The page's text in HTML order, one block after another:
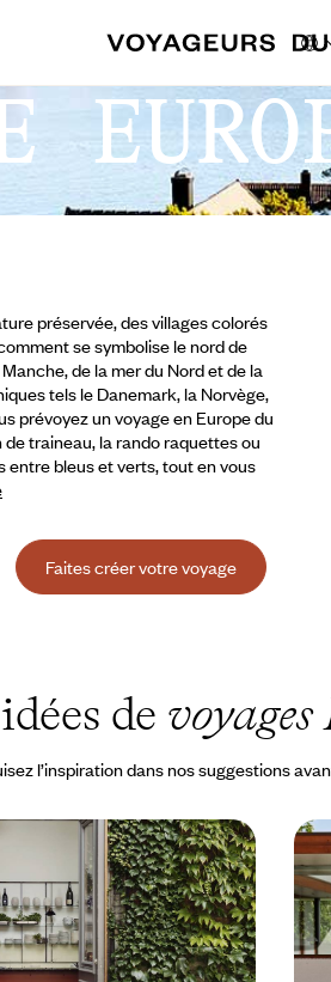
préservée, des villages colorés
se symbolise le nord de
de la mer du Nord et de la
tels le Danemark, la Norvège,
prévoyez un voyage en Europe du
de traineau,la rando raquettes ou
bleus et verts, tout en vous
Faites créer votre voyage
de
l’inspiration dans nos suggestions
Copenhague - Échappée
alternatif et
cette capitale scandinave
de charme pour pied-à-